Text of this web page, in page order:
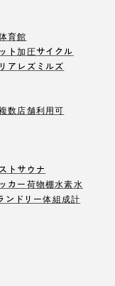
育館
ト加圧サイクル
ア レズミルズ
数店舗利用可
トサウナ
カー荷物棚水素水
ンドリー体組成計